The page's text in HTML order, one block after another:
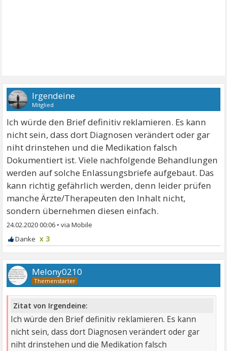
Irgendeine
Mitglied
Ich würde den Brief definitiv reklamieren. Es kann
nicht sein, dass dort Diagnosen verändert oder gar
niht drinstehen und die Medikation falsch
Dokumentiert ist. Viele nachfolgende Behandlungen
werden auf solche Enlassungsbriefe aufgebaut. Das
kann richtig gefährlich werden, denn leider prüfen
manche Ärzte/Therapeuten den Inhalt nicht,
sondern übernehmen diesen einfach.
24.02.2020 00:06 •
x 3
Melony0210
Zitat von Irgendeine:
Ich würde den Brief definitiv reklamieren. Es kann
nicht sein, dass dort Diagnosen verändert oder gar
niht drinstehen und die Medikation falsch